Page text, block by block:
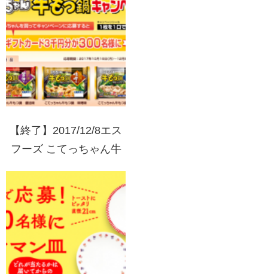
この笑顔キャンペーン
【終了】2017/12/8エス
フーズ こてっちゃん牛
ギフトカード3千円分プ
レゼント!